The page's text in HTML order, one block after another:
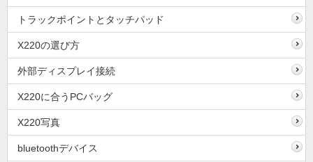
トラックポイントとタッチパッド
X220の選び方
外部ディスプレイ接続
X220に合うPCバッグ
X220写真
bluetoothデバイス